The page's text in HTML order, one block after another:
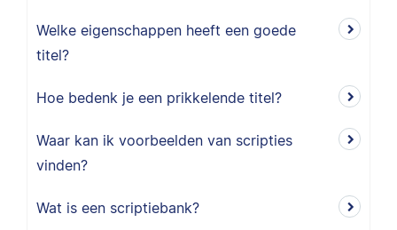
Welke eigenschappen heeft een goede
titel?
Hoe bedenk je een prikkelende titel?
Waar kan ik voorbeelden van scripties
vinden?
Wat is een scriptiebank?